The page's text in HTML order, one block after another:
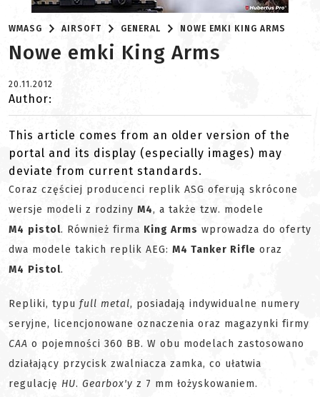
WMASG AIRSOFT GENERAL NOWE EMKI KING ARMS
Nowe emki King Arms
20.11.2012
Author:
This article comes from an older version of the
portal and its display (especially images) may
deviate from current standards.
Coraz częściej producenci replik ASG oferują skrócone
wersje modeli z rodziny M4, a także tzw. modele
M4 pistol. Również firma King Arms wprowadza do oferty
dwa modele takich replik AEG: M4 Tanker Rifle oraz
M4 Pistol.
Repliki, typu full metal, posiadają indywidualne numery
seryjne, licencjonowane oznaczenia oraz magazynki firmy
CAA o pojemności 360 BB. W obu modelach zastosowano
działający przycisk zwalniacza zamka, co ułatwia
regulację HU. Gearbox'y z 7 mm łożyskowaniem.